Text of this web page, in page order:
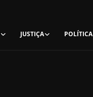
JUSTIÇA POLÍTICA